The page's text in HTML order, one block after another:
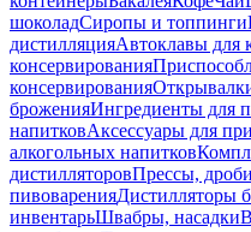
шоколадСиропы и топпинги
дистилляцияАвтоклавы для
консервирования
консервирования
броженияИнгредиенты для
напитковАксессуары для
алкогольных напитков
дистилляторовПрессы,
пивоваренияДистилляторы
инвентарьШвабры, насадки